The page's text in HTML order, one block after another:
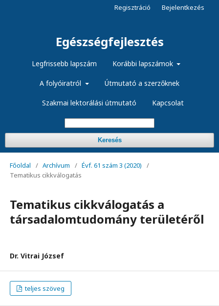
Egészségfejlesztés
Legfrissebb lapszám Korábbi lapszámok
A folyóiratról Útmutató a szerzőknek
Szakmai lektorálási útmutató Kapcsolat
Keresés
Regisztráció Bejelentkezés
Főoldal / Archívum / Évf. 61 szám 3 (2020)
/
Tematikus cikkválogatás
Tematikus cikkválogatás a
társadalomtudomány területéről
Dr. Vitrai József
teljes szöveg